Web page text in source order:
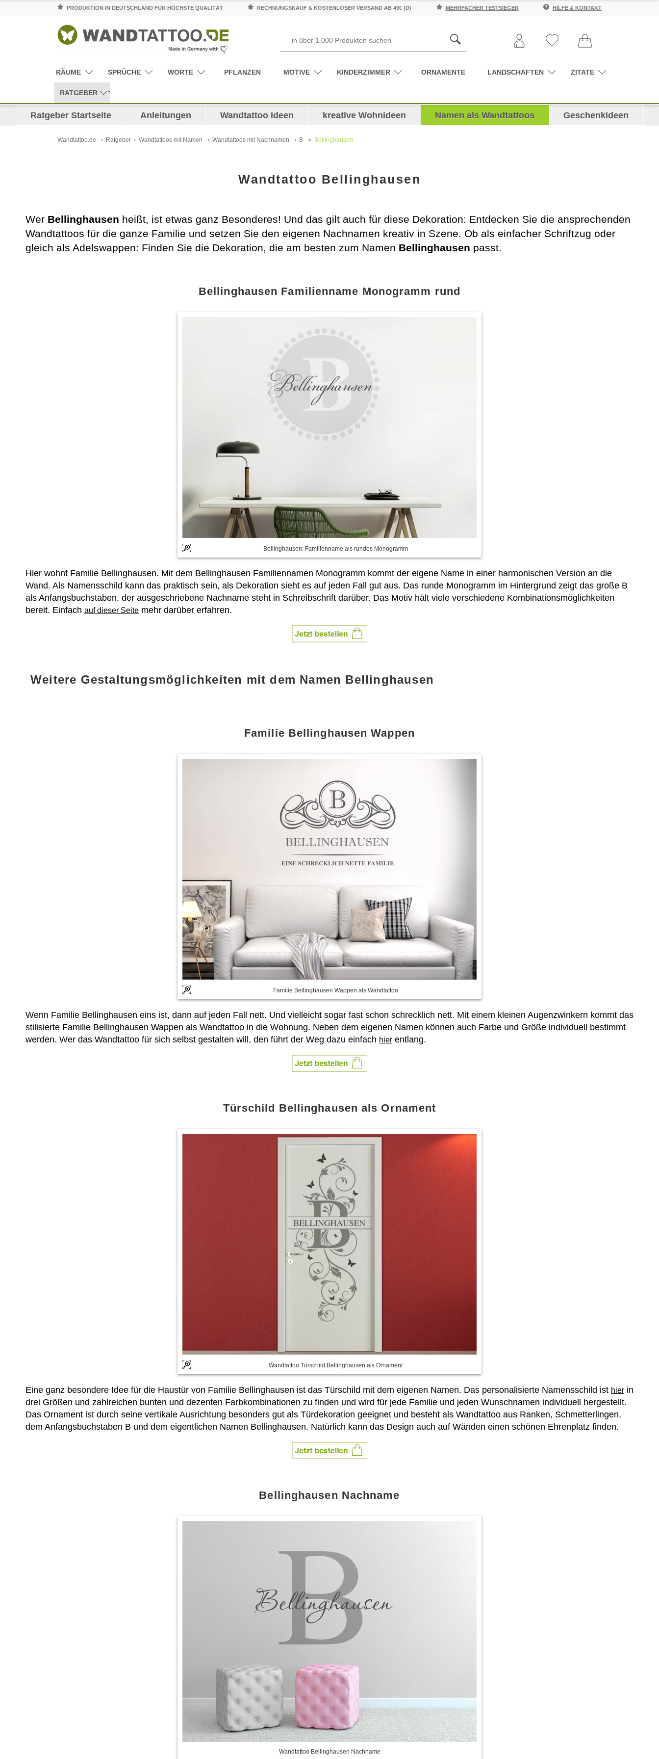
PRODUKTION IN DEUTSCHLAND FÜR HÖCHSTE QUALITÄT RECHNUNGSKAUF & KOSTENLOSER VERSAND AB 49€ (D) MEHRFACHER TESTSIEGER HILFE & KONTAKT
RÄUME SPRÜCHE WORTE PFLANZEN MOTIVE KINDERZIMMER ORNAMENTE LANDSCHAFTEN ZITATE
RATGEBER
Ratgeber Startseite Anleitungen Wandtattoo Ideen kreative Wohnideen Namen als Wandtattoos Geschenkideen
Wandtattoo.de Ratgeber Wandtattoos mit Namen Wandtattoos mit Nachnamen B Bellinghausen
Wandtattoo Bellinghausen
Wer Bellinghausen heißt, ist etwas ganz Besonderes! Und das gilt auch für diese Dekoration: Entdecken Sie die ansprechenden
Wandtattoos für die ganze Familie und setzen Sie den eigenen Nachnamen kreativ in Szene. Ob als einfacher Schriftzug oder
gleich als Adelswappen: Finden Sie die Dekoration, die am besten zum Namen Bellinghausen passt.
Bellinghausen Familienname Monogramm rund
Bellinghausen: Familienname als rundes Monogramm
Hier wohnt Familie Bellinghausen. Mit dem Bellinghausen Familiennamen Monogramm kommt der eigene Name in einer harmonischen Version an die
Wand. Als Namensschild kann das praktisch sein, als Dekoration sieht es auf jeden Fall gut aus. Das runde Monogramm im Hintergrund zeigt das große B
als Anfangsbuchstaben, der ausgeschriebene Nachname steht in Schreibschrift darüber. Das Motiv hält viele verschiedene Kombinationsmöglichkeiten
bereit. Einfach auf dieser Seite mehr darüber erfahren.
Weitere Gestaltungsmöglichkeiten mit dem Namen Bellinghausen
Familie Bellinghausen Wappen
Familie Bellinghausen Wappen als Wandtattoo
Wenn Familie Bellinghausen eins ist, dann auf jeden Fall nett. Und vielleicht sogar fast schon schrecklich nett. Mit einem kleinen Augenzwinkern kommt das
stilisierte Familie Bellinghausen Wappen als Wandtattoo in die Wohnung. Neben dem eigenen Namen können auch Farbe und Größe individuell bestimmt
werden. Wer das Wandtattoo für sich selbst gestalten will, den führt der Weg dazu einfach hier entlang.
Türschild Bellinghausen als Ornament
Wandtattoo Türschild Bellinghausen als Ornament
Eine ganz besondere Idee für die Haustür von Familie Bellinghausen ist das Türschild mit dem eigenen Namen. Das personalisierte Namensschild ist hier in
drei Größen und zahlreichen bunten und dezenten Farbkombinationen zu finden und wird für jede Familie und jeden Wunschnamen individuell hergestellt.
Das Ornament ist durch seine vertikale Ausrichtung besonders gut als Türdekoration geeignet und besteht als Wandtattoo aus Ranken, Schmetterlingen,
dem Anfangsbuchstaben B und dem eigentlichen Namen Bellinghausen. Natürlich kann das Design auch auf Wänden einen schönen Ehrenplatz finden.
Bellinghausen Nachname
Wandtattoo Bellinghausen Nachname